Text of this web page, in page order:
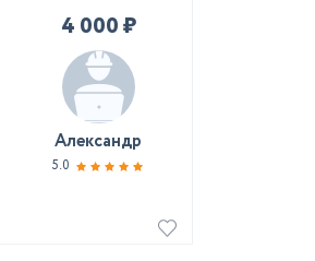
4 000 ₽
Александр
5.0